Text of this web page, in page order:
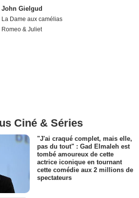
John Gielgud
La Dame aux camélias
Romeo & Juliet
Ciné & Séries
"J'ai craqué complet, mais elle,
pas du tout" : Gad Elmaleh est
tombé amoureux de cette
actrice iconique en tournant
cette comédie aux 2 millions de
spectateurs